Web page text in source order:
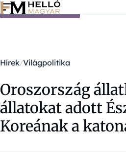
Ugrás a tartalomra
Hírek Világpolitika
Oroszország
állatokat adott
Koreának a